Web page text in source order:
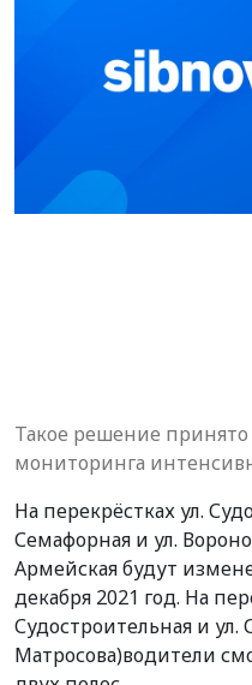
Такое решение
мониторинга
На перекрёстках ул.
Семафорная и ул.
Армейская будут
декабря 2021 год. На
Судостроительная и ул.
Матросова)водители